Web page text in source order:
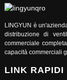
LINGYUN è
distribuzione di
commerciale
capacità commerciali
LINK RAPIDI